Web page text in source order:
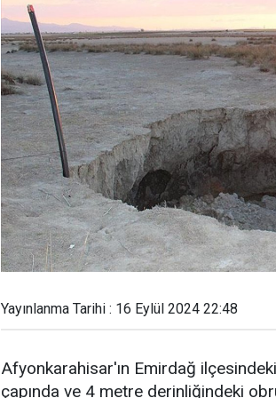
Yayınlanma Tarihi : 16 Eylül 2024 22:48
Afyonkarahisar'ın Emirdağ
çapında ve 4 metre derinliğindeki